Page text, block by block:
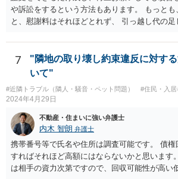
を除き、無報酬で親しい友人として今回のよう
出すことはまだありえても、知人レベルの第三
つまり、妄想に近い推測ですが、その行政書士
アパートの所有者で、賃借人（５０代男性）か
で、その対応としての内容証明郵便であるとの
ですが、それは、その行政書士の事務所に実際
便を送ったかどうか確認すれば容易にわかると
や訴訟をするという方法もあります。 もっと
と、慰謝料はそれほどとれず、 引っ越し代の
7
"隣地の取り壊し約束違反に対す
いて"
#近隣トラブル（隣人・騒音・ペット問題） #住民・入
2024年4月29日
不動産・住まいに強い弁護士
内木 智朗 弁護士
携帯番号等で氏名や住所は調査可能です。 債
すればそれほど高額にはならないかと思います
は相手の資力次第ですので、回収可能性が高い